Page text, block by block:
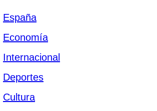
España
Economía
Internacional
Deportes
Cultura